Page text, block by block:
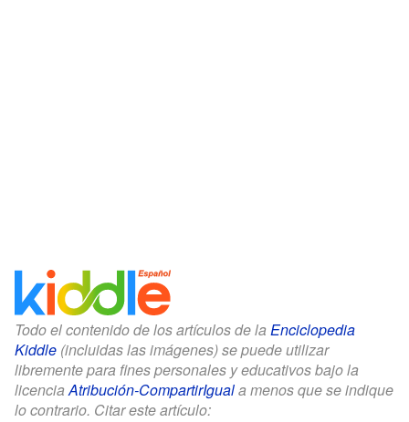
Todo el contenido de los artículos de la Enciclopedia
Kiddle (incluidas las imágenes) se puede utilizar
libremente para fines personales y educativos bajo la
licenciaAtribución-CompartirIguala menos que se indique
lo contrario. Citar este artículo: